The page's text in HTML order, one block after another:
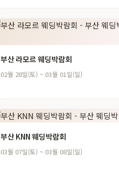
부산 라모르 웨딩박람회
02월 28일(토) ~ 03월 01일(일)
부산 KNN 웨딩박람회
03월 07일(토) ~ 03월 08일(일)